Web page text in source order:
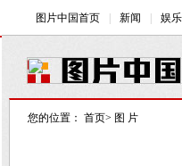
您的位置： 首页> 图 片